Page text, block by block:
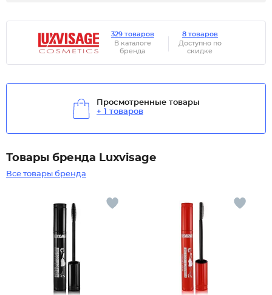
329 товаров
В каталоге
бренда
8 товаров
Доступно по
скидке
Просмотренные товары
+ 1 товаров
Товары бренда Luxvisage
Все товары бренда